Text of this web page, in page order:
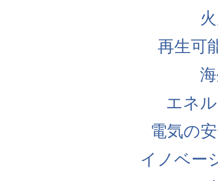
再生可
エネ
電気の
イノベー